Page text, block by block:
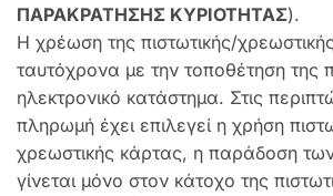
ΠΑΡΑΚΡΑΤΗΣΗΣ ΚΥΡΙΟΤΗΤΑΣ).
Η χρέωση της πιστωτικής/
ταυτόχρονα με την τοποθέτηση της
ηλεκτρονικό κατάστημα. Στις
πληρωμή έχει επιλεγεί η χρήση
χρεωστικής κάρτας, η παράδοση
γίνεται μόνο στον κάτοχο της